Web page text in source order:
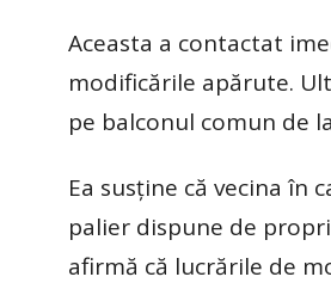
Aceasta a contactat
modificările apărute.
pe balconul comun de
Ea susține că vecina în
palier dispune de
afirmă că lucrările de